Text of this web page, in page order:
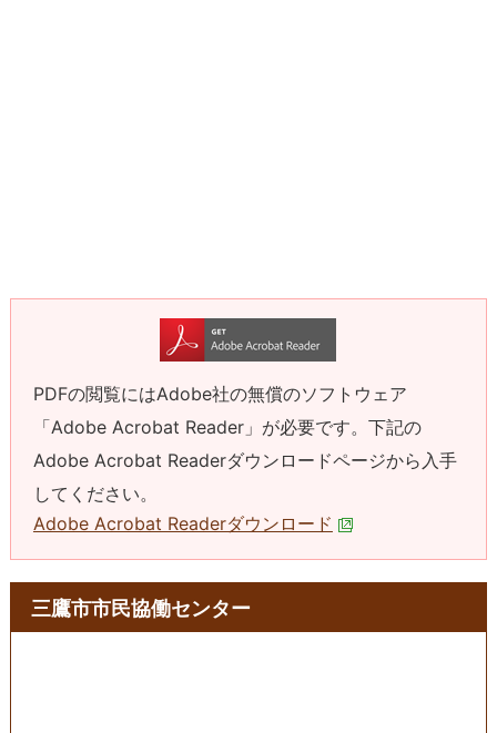
PDFの閲覧にはAdobe社の無償のソフトウェア
「Adobe Acrobat Reader」が必要です。下記の
Adobe Acrobat Readerダウンロードページから入手
してください。
Adobe Acrobat Readerダウンロード
三鷹市市民協働センター